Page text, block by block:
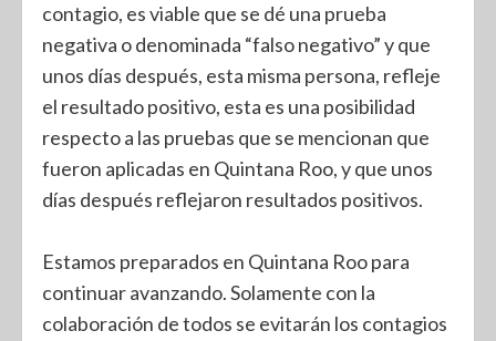
contagio, es viable que se dé una prueba
negativa o denominada “falso negativo” y que
unos días después, esta misma persona, refleje
el resultado positivo, esta es una posibilidad
respecto a las pruebas que se mencionan que
fueron aplicadas en Quintana Roo, y que unos
días después reflejaron resultados positivos.
Estamos preparados en Quintana Roo para
continuar avanzando. Solamente con la
colaboración de todos se evitarán los contagios